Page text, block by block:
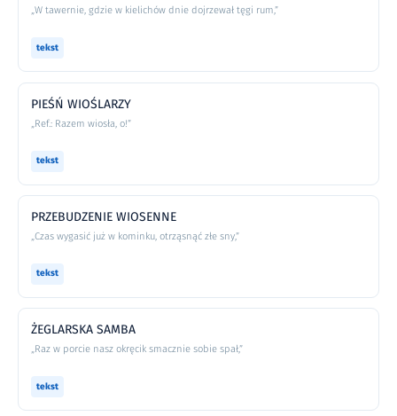
„W tawernie, gdzie w kielichów dnie dojrzewał tęgi rum,”
tekst
PIEŚŃ WIOŚLARZY
„Ref.: Razem wiosła, o!”
tekst
PRZEBUDZENIE WIOSENNE
„Czas wygasić już w kominku, otrząsnąć złe sny,”
tekst
ŻEGLARSKA SAMBA
„Raz w porcie nasz okręcik smacznie sobie spał,”
tekst